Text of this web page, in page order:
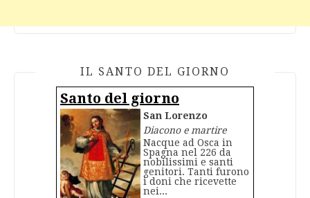
IL SANTO DEL GIORNO
Santo del giorno
San Lorenzo
Diacono e martire
Nacque ad Osca in
Spagna nel 226 da
nobilissimi e santi
genitori. Tanti furono
i doni che ricevette
nei...